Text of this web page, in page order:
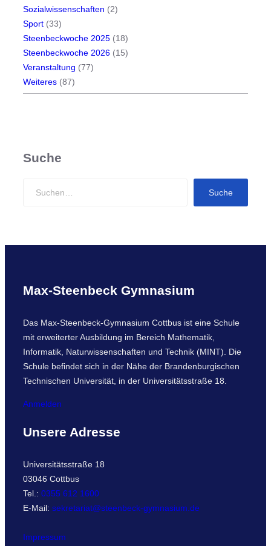
Sozialwissenschaften (2)
Sport (33)
Steenbeckwoche 2025 (18)
Steenbeckwoche 2026 (15)
Veranstaltung (77)
Weiteres (87)
Suche
c
Suche
Max-Steenbeck Gymnasium
Das Max-Steenbeck-Gymnasium Cottbus ist eine Schule
mit erweiterter Ausbildung im Bereich Mathematik,
Informatik, Naturwissenschaften und Technik (MINT). Die
Schule befindet sich in der Nähe der Brandenburgischen
Technischen Universität, in der Universitätsstraße 18.
Anmelden
Unsere Adresse
Universitätsstraße 18
03046 Cottbus
Tel.: 0355 612 1600
E-Mail: sekretariat@steenbeck-gymnasium.de
Impressum